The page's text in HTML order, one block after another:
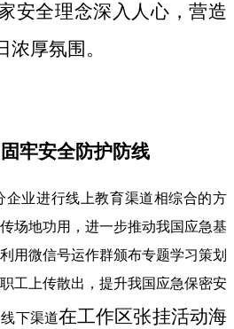
安全理念深入人心，营造
厚氛围。
牢安全防护防线
企业进行线上教育渠道相综合的方
场地功用，进一步推动我国应急基
用微信号运作群颁布专题学习策划
工上传散出，提升我国应急保密安
下渠道在工作区张挂活动海